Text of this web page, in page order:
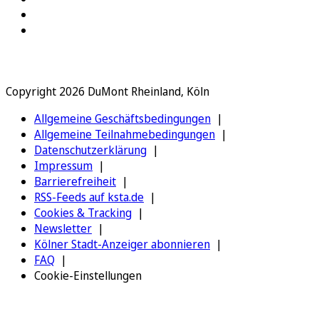
Copyright 2026 DuMont Rheinland, Köln
Allgemeine Geschäftsbedingungen
Allgemeine Teilnahmebedingungen
Datenschutzerklärung
Impressum
Barrierefreiheit
RSS-Feeds auf ksta.de
Cookies & Tracking
Newsletter
Kölner Stadt-Anzeiger abonnieren
FAQ
Cookie-Einstellungen